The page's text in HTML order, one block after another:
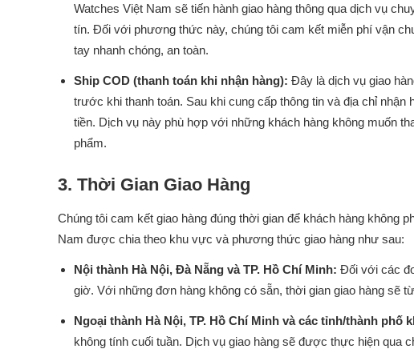
Watches Việt Nam sẽ tiến hành giao hàng thông qua dịch vụ
tín. Đối với phương thức này, chúng tôi cam kết miễn phí vận
tay nhanh chóng, an toàn.
Ship COD (thanh toán khi nhận hàng): Đây là dịch vụ giao
trước khi thanh toán. Sau khi cung cấp thông tin và địa chỉ
tiền. Dịch vụ này phù hợp với những khách hàng không muốn
phẩm.
3. Thời Gian Giao Hàng
Chúng tôi cam kết giao hàng đúng thời gian để khách hàng không
Nam được chia theo khu vực và phương thức giao hàng như sau:
Nội thành Hà Nội, Đà Nẵng và TP. Hồ Chí Minh: Đối với các
giờ. Với những đơn hàng không có sẵn, thời gian giao hàng sẽ
Ngoại thành Hà Nội, TP. Hồ Chí Minh và các tỉnh/thành phố
không tính cuối tuần. Dịch vụ giao hàng sẽ được thực hiện qua